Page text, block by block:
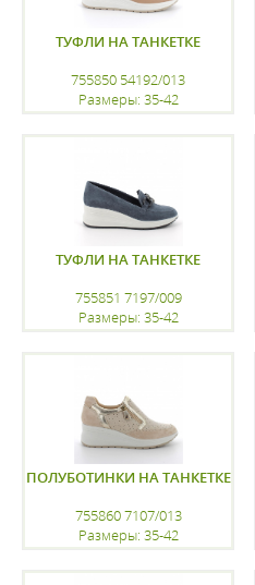
ТУФЛИ НА ТАНКЕТКЕ
755850 54192/013
Размеры: 35-42
ТУФЛИ НА ТАНКЕТКЕ
755851 7197/009
Размеры: 35-42
ПОЛУБОТИНКИ НА ТАНКЕТКЕ
755860 7107/013
Размеры: 35-42